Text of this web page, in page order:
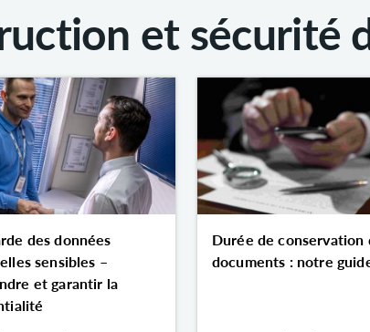
et sécurité
des données
sensibles –
et garantir la
Durée de conservation
documents : notre